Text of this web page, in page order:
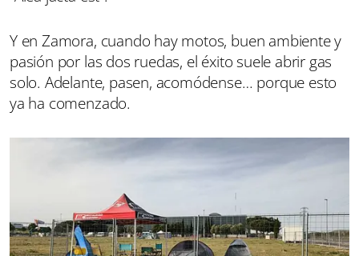
Y en Zamora, cuando hay motos, buen ambiente y
pasión por las dos ruedas, el éxito suele abrir gas
solo. Adelante, pasen, acomódense… porque esto
ya ha comenzado.